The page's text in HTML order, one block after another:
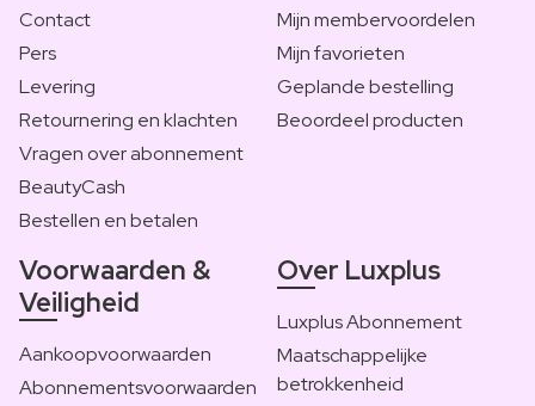
Contact
Pers
Levering
Retournering en klachten
Vragen over abonnement
BeautyCash
Bestellen en betalen
Mijn membervoordelen
Mijn favorieten
Geplande bestelling
Beoordeel producten
Voorwaarden &
Veiligheid
Aankoopvoorwaarden
Abonnementsvoorwaarden
Over Luxplus
Luxplus Abonnement
Maatschappelijke
betrokkenheid